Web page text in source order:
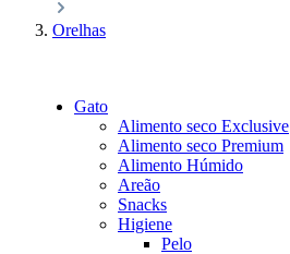
Orelhas
Gato
Alimento seco Exclusive
Alimento seco Premium
Alimento Húmido
Areão
Snacks
Higiene
Pelo